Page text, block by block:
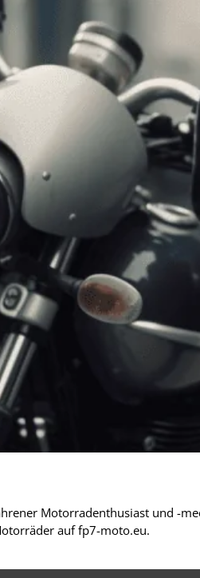
Motorradenthusiast und -
auf fp7-moto.eu.